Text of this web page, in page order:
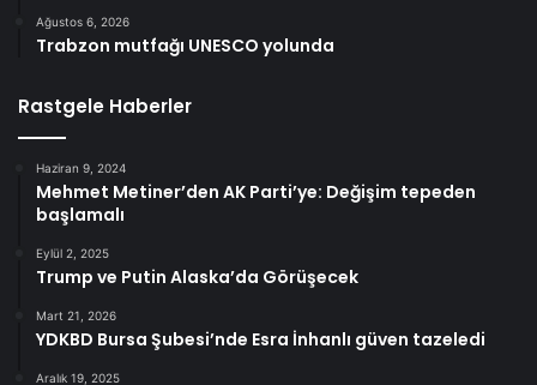
Ağustos 6, 2026
Trabzon mutfağı UNESCO yolunda
Rastgele Haberler
Haziran 9, 2024
Mehmet Metiner’den AK Parti’ye: Değişim tepeden
başlamalı
Eylül 2, 2025
Trump ve Putin Alaska’da Görüşecek
Mart 21, 2026
YDKBD Bursa Şubesi’nde Esra İnhanlı güven tazeledi
Aralık 19, 2025